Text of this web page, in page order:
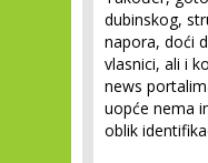
dubinskog,
napora, doći
vlasnici, ali i
news
uopće nema
oblik